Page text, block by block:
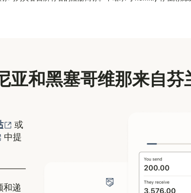
亚和黑塞哥维那来自芬
（在新窗口中打开）
或
）
（在新窗口中打开）
中提
和递